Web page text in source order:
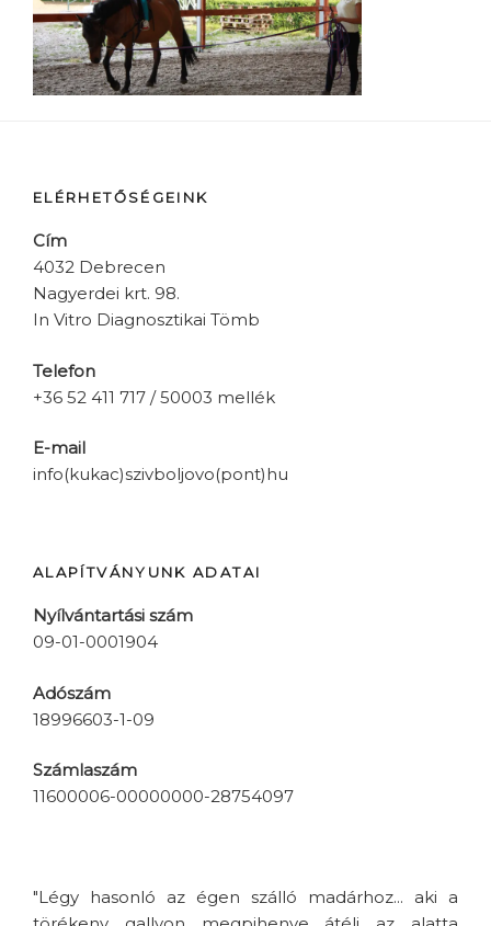
ELÉRHETŐSÉGEINK
Cím
4032 Debrecen
Nagyerdei krt. 98.
In Vitro Diagnosztikai Tömb
Telefon
+36 52 411 717 / 50003 mellék
E-mail
info(kukac)szivboljovo(pont)hu
ALAPÍTVÁNYUNK ADATAI
Nyílvántartási szám
09-01-0001904
Adószám
18996603-1-09
Számlaszám
11600006-00000000-28754097
"Légy hasonló az égen szálló madárhoz... aki a